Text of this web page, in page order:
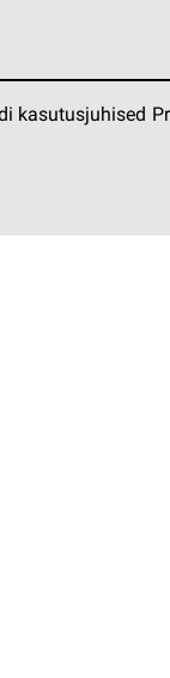
kasutusjuhised